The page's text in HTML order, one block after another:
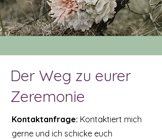
Der Weg zu eurer
Zeremonie
Kontaktanfrage: Kontaktiert mich
gerne und ich schicke euch